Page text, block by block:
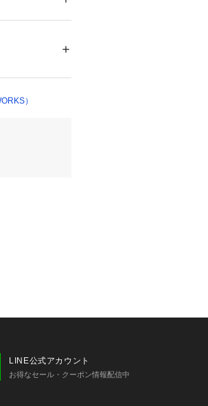
冬にかけて
染む、コン
アルスタイ
をご覧くださ
）
LINE公式アカウント
お得なセール・クーポン情報配信中